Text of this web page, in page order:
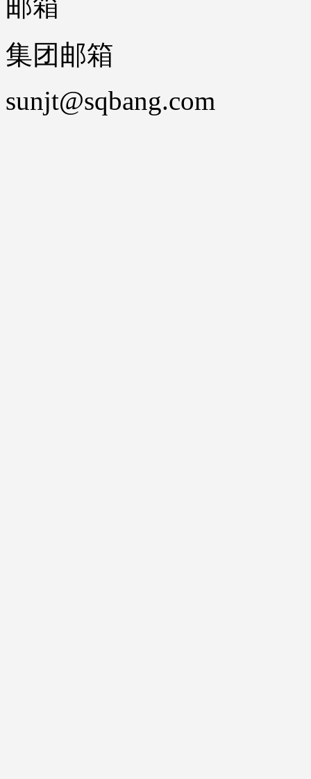
集团邮箱
sunjt@sqbang.com